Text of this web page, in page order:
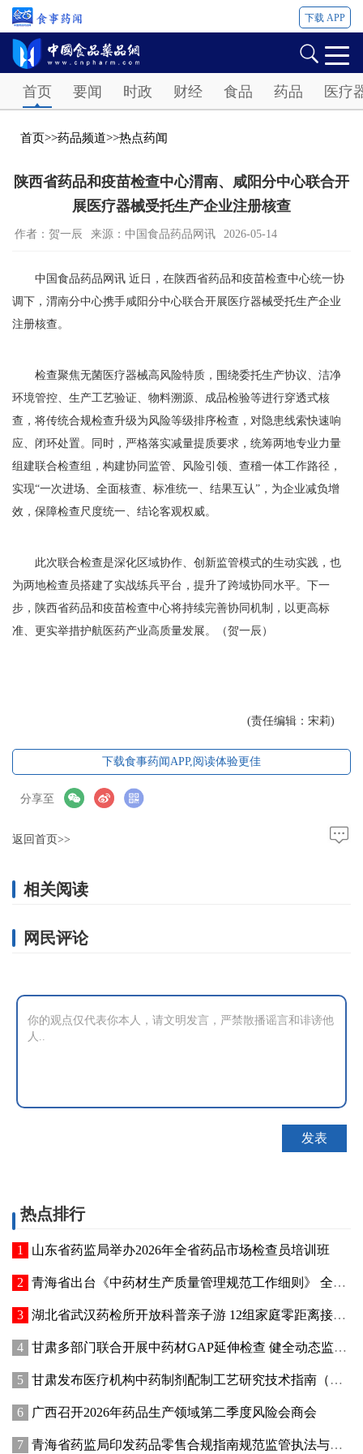
下载 APP
首页 要闻 时政 财经 食品 药品 医疗
首页>>药品频道>>热点药闻
陕西省药品和疫苗检查中心渭南、咸阳分中心联合开
展医疗器械受托生产企业注册核查
作者：贺一辰 来源：中国食品药品网讯 2026-05-14
中国食品药品网讯 近日，在陕西省药品和疫苗检查中心统一协
调下，渭南分中心携手咸阳分中心联合开展医疗器械受托生产企业
注册核查。
检查聚焦无菌医疗器械高风险特质，围绕委托生产协议、洁净
环境管控、生产工艺验证、物料溯源、成品检验等进行穿透式核
查，将传统合规检查升级为风险等级排序检查，对隐患线索快速响
应、闭环处置。同时，严格落实减量提质要求，统筹两地专业力量
组建联合检查组，构建协同监管、风险引领、查稽一体工作路径，
实现“一次进场、全面核查、标准统一、结果互认”，为企业减负增
效，保障检查尺度统一、结论客观权威。
此次联合检查是深化区域协作、创新监管模式的生动实践，也
为两地检查员搭建了实战练兵平台，提升了跨域协同水平。下一
步，陕西省药品和疫苗检查中心将持续完善协同机制，以更高标
准、更实举措护航医药产业高质量发展。（贺一辰）
(责任编辑：宋莉)
下载食事药闻APP,阅读体验更佳
分享至
返回首页>>
相关阅读
网民评论
热点排行
山东省药监局举办2026年全省药品市场检查员培训班
青海省出台《中药材生产质量管理规范工作细则》 全面强化中药材质量源头管控
湖北省武汉药检所开放科普亲子游 12组家庭零距离接触药品检验
甘肃多部门联合开展中药材GAP延伸检查 健全动态监管机制
甘肃发布医疗机构中药制剂配制工艺研究技术指南（试行）
广西召开2026年药品生产领域第二季度风险会商会
青海省药监局印发药品零售合规指南规范监管执法与企业经营行为